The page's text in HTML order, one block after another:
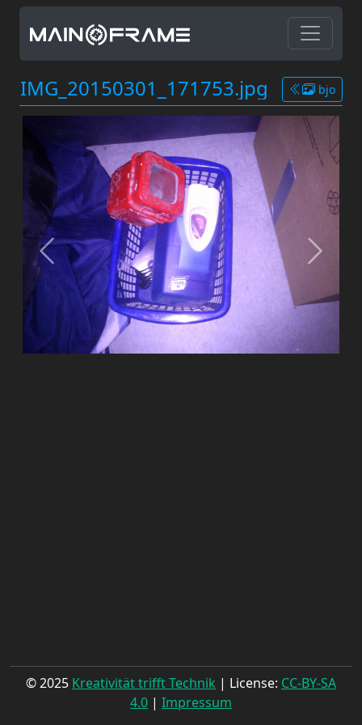
IMG_20150301_171753.jpg bjo
© 2025 Kreativität trifft Technik | License: CC-BY-SA
4.0 | Impressum